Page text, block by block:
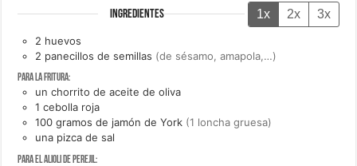
INGREDIENTES 1x 2x 3x
2 huevos
2 panecillos de semillas (de sésamo, amapola,…)
Para la fritura:
un chorrito de aceite de oliva
1 cebolla roja
100 gramos de jamón de York (1 loncha gruesa)
una pizca de sal
Para el alioli de perejil: